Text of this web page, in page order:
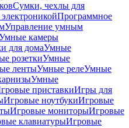
Сумки, чехлы для
Программное
Управление умным
камеры
для домаУмные
розеткиУмные
лентыУмные релеУмные
Умные
приставкиИгры для
Игровые ноутбукиИгровые
Игровые мониторыИгровые
клавиатурыИгровые